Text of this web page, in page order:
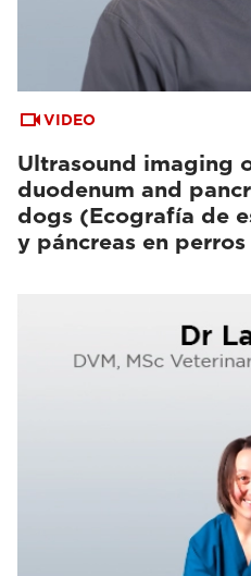
VIDEO
Ultrasound imaging
duodenum and
dogs (Ecografía de
y páncreas en